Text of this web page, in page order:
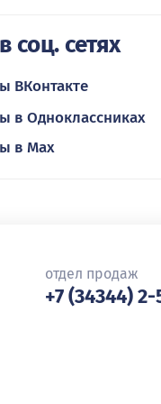
соц. сетях
ВКонтакте
в Одноклассниках
в Max
отдел продаж
+7 (34344)